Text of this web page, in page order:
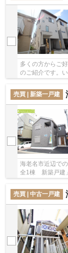
多くの方からご
のご紹介です。
売買 | 新築一戸建
海老名市近辺で
全1棟 新築戸建
売買 | 中古一戸建